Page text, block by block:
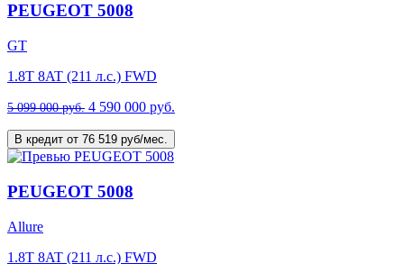
PEUGEOT 5008
GT
1.8T 8AT (211 л.с.) FWD
5 099 000 руб. 4 590 000 руб.
В кредит от 76 519 руб/мес.
PEUGEOT 5008
Allure
1.8T 8AT (211 л.с.) FWD